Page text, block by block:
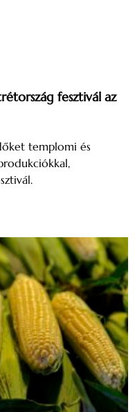
fesztivál az
templomi és